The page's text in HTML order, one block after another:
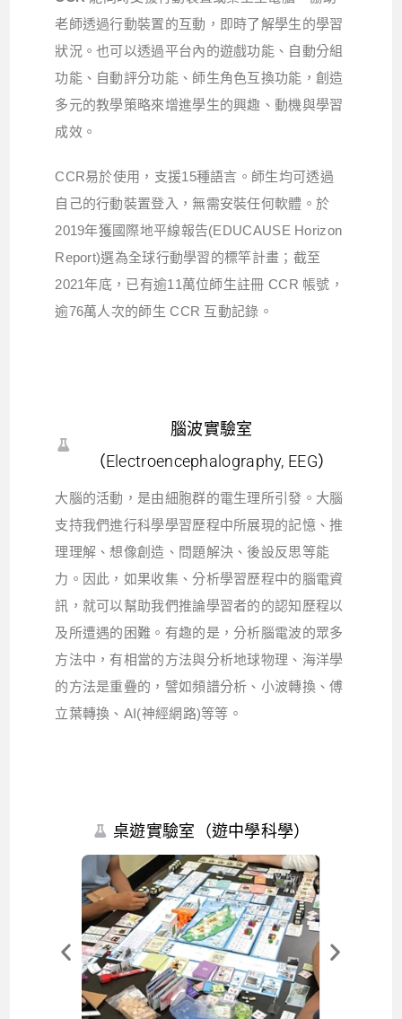
老師透過行動裝置的互動，即時了解學生的學習
狀況。也可以透過平台內的遊戲功能、自動分組
功能、自動評分功能、師生角色互換功能，創造
多元的教學策略來增進學生的興趣、動機與學習
成效。
CCR易於使用，支援15種語言。師生均可透過
自己的行動裝置登入，無需安裝任何軟體。於
2019年獲國際地平線報告(EDUCAUSE Horizon
Report)選為全球行動學習的標竿計畫；截至
2021年底，已有逾11萬位師生註冊 CCR 帳號，
逾76萬人次的師生 CCR 互動記錄。
腦波實驗室
（Electroencephalography, EEG）
大腦的活動，是由細胞群的電生理所引發。大腦
支持我們進行科學學習歷程中所展現的記憶、推
理理解、想像創造、問題解決、後設反思等能
力。因此，如果收集、分析學習歷程中的腦電資
訊，就可以幫助我們推論學習者的的認知歷程以
及所遭遇的困難。有趣的是，分析腦電波的眾多
方法中，有相當的方法與分析地球物理、海洋學
的方法是重疊的，譬如頻譜分析、小波轉換、傅
立葉轉換、AI(神經網路)等等。
桌遊實驗室（遊中學科學）